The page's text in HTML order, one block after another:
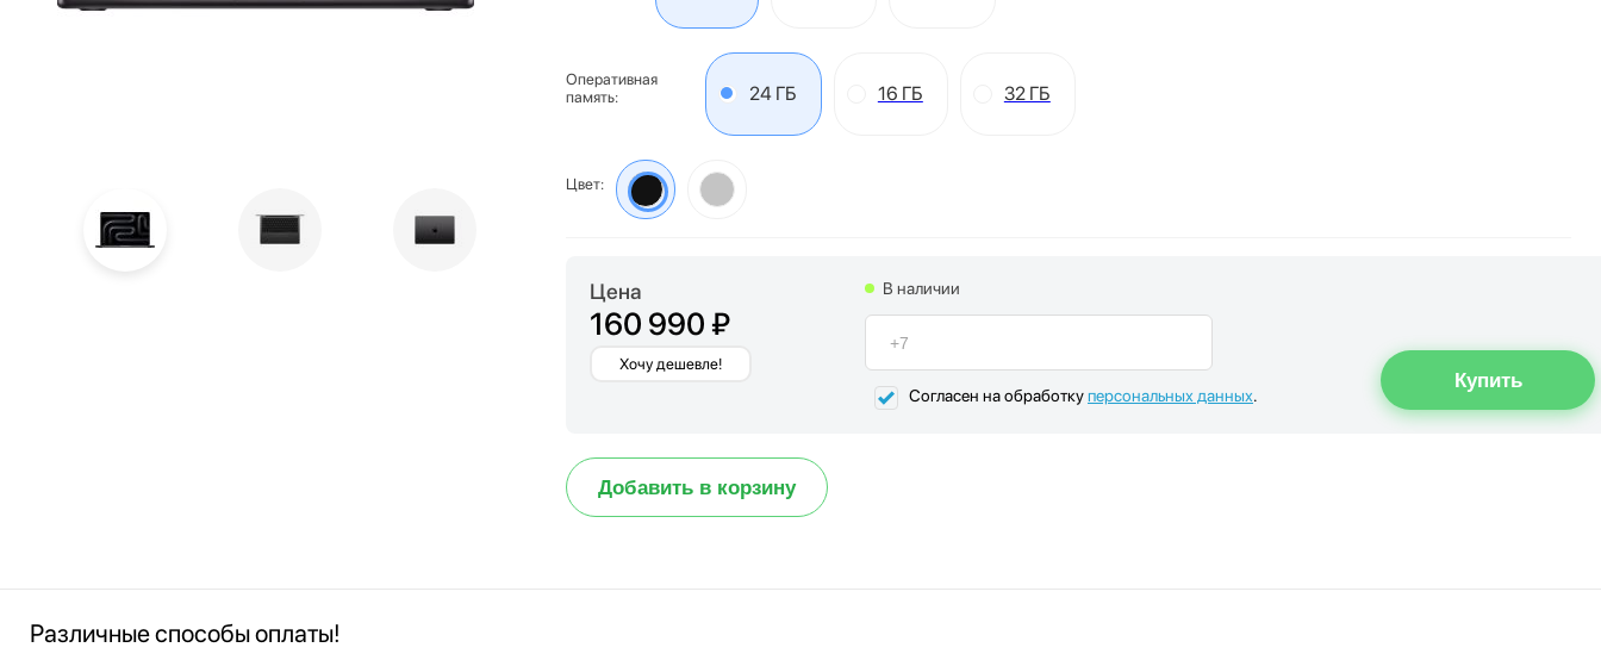
Оперативная
память:
24 ГБ 16 ГБ 32 ГБ
Цвет:
Цена
160 990 ₽
Хочу дешевле!
В наличии
Согласен на обработкуперсональных данных.
Добавить в корзину
Различные способы оплаты!